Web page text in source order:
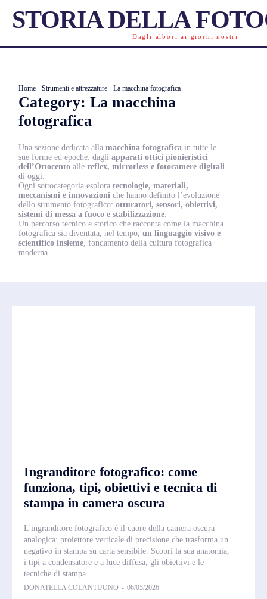
STORIA DELLA
Dagli albori ai giorni nostri
Home Strumenti e attrezzature La macchina fotografica
Category: La macchina
fotografica
Una sezione dedicata alla macchina fotografica in tutte le
sue forme ed epoche: dagli apparati ottici pionieristici
dell’Ottocento alle reflex, mirrorless e fotocamere digitali
di oggi.
Ogni sottocategoria esplora tecnologie, materiali,
meccanismi e innovazioni che hanno definito l’evoluzione
dello strumento fotografico: otturatori, sensori, obiettivi,
sistemi di messa a fuoco e stabilizzazione.
Un percorso tecnico e storico che racconta come la macchina
fotografica sia diventata, nel tempo, un linguaggio visivo e
scientifico insieme, fondamento della cultura fotografica
moderna.
Ingranditore fotografico: come
funziona, tipi, obiettivi e tecnica di
stampa in camera oscura
L'ingranditore fotografico è il cuore della camera oscura
analogica: proiettore verticale di precisione che trasforma un
negativo in stampa su carta sensibile. Scopri la sua anatomia,
i tipi a condensatore e a luce diffusa, gli obiettivi e le
tecniche di stampa.
DONATELLA COLANTUONO - 06/05/2026